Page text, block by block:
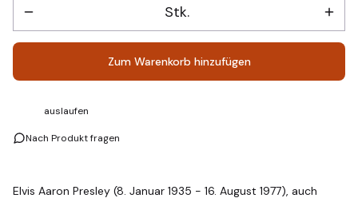
Stk.
Zum Warenkorb hinzufügen
auslaufen
Nach Produkt fragen
Elvis Aaron Presley (8. Januar 1935 - 16. August 1977), auch